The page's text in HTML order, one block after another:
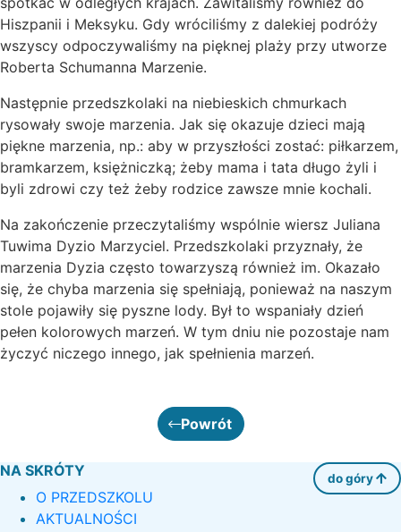
Hiszpanii i Meksyku. Gdy wróciliśmy z dalekiej podróży
wszyscy odpoczywaliśmy na pięknej plaży przy utworze
Roberta Schumanna Marzenie.
Następnie przedszkolaki na niebieskich chmurkach
rysowały swoje marzenia. Jak się okazuje dzieci mają
piękne marzenia, np.: aby w przyszłości zostać: piłkarzem,
bramkarzem, księżniczką; żeby mama i tata długo żyli i
byli zdrowi czy też żeby rodzice zawsze mnie kochali.
Na zakończenie przeczytaliśmy wspólnie wiersz Juliana
Tuwima Dyzio Marzyciel. Przedszkolaki przyznały, że
marzenia Dyzia często towarzyszą również im. Okazało
się, że chyba marzenia się spełniają, ponieważ na naszym
stole pojawiły się pyszne lody. Był to wspaniały dzień
pełen kolorowych marzeń. W tym dniu nie pozostaje nam
życzyć niczego innego, jak spełnienia marzeń.
Powrót
NA SKRÓTY do góry
O PRZEDSZKOLU
AKTUALNOŚCI